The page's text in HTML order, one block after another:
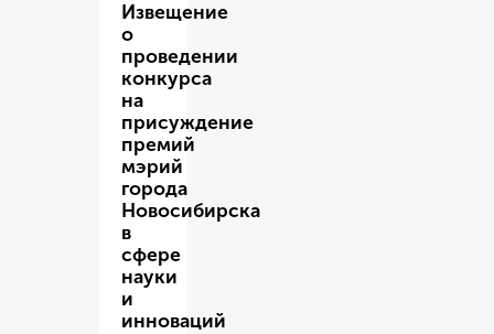
Извещение
о
проведении
конкурса
на
присуждение
премий
мэрий
города
Новосибирска
в
сфере
науки
и
инноваций